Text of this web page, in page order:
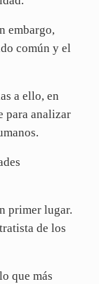
embargo,
común y el
a ello, en
para analizar
primer lugar.
de los
que más